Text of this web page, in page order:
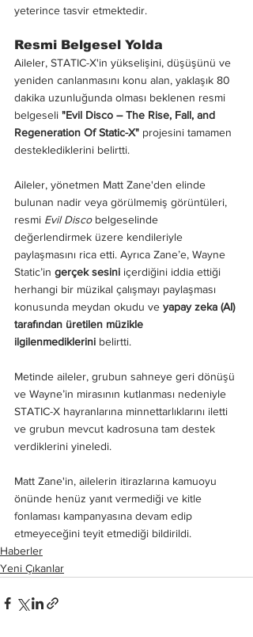
yeterince tasvir etmektedir.
Resmi Belgesel Yolda
Aileler, STATIC-X'in yükselişini, düşüşünü ve
yeniden canlanmasını konu alan, yaklaşık 80
dakika uzunluğunda olması beklenen resmi
belgeseli "Evil Disco – The Rise, Fall, and
Regeneration Of Static-X" projesini tamamen
desteklediklerini belirtti.
Aileler, yönetmen Matt Zane'den elinde
bulunan nadir veya görülmemiş görüntüleri,
resmi Evil Disco belgeselinde
değerlendirmek üzere kendileriyle
paylaşmasını rica etti. Ayrıca Zane’e, Wayne
Static’in gerçek sesini içerdiğini iddia ettiği
herhangi bir müzikal çalışmayı paylaşması
konusunda meydan okudu ve yapay zeka (AI)
tarafından üretilen müzikle
ilgilenmediklerini belirtti.
Metinde aileler, grubun sahneye geri dönüşü
ve Wayne’in mirasının kutlanması nedeniyle
STATIC-X hayranlarına minnettarlıklarını iletti
ve grubun mevcut kadrosuna tam destek
verdiklerini yineledi.
Matt Zane'in, ailelerin itirazlarına kamuoyu
önünde henüz yanıt vermediği ve kitle
fonlaması kampanyasına devam edip
etmeyeceğini teyit etmediği bildirildi.
Haberler
Yeni Çıkanlar